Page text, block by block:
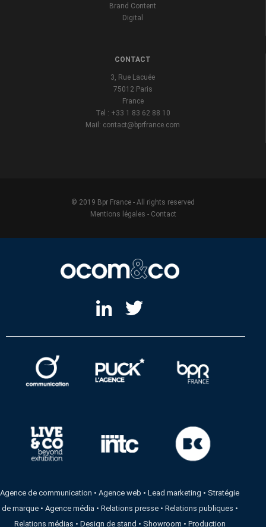
Brand Content
Digital
CONTACT
3, Rue Lacuée
75012 Paris
France
Tel : +33 1 83 62 88 10
Mail: contact@bprfrance.com
© 2019 Bpr France - All rights reserved
Mentions légales - Contact
Agence de communication •Agence web •Lead marketing • Stratégie
de marque• Agence média • Relations presse• Relations publiques •
Relations médias • Design de stand • Showroom • Production